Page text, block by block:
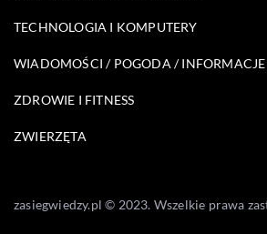
TECHNOLOGIA I KOMPUTERY
WIADOMOŚCI / POGODA / INFORMACJE
ZDROWIE I FITNESS
ZWIERZĘTA
zasiegwiedzy.pl © 2023. Wszelkie prawa